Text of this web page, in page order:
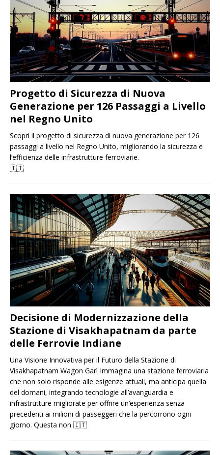
Progetto di Sicurezza di Nuova
Generazione per 126 Passaggi a Livello
nel Regno Unito
Scopri il progetto di sicurezza di nuova generazione per 126
passaggi a livello nel Regno Unito, migliorando la sicurezza e
l’efficienza delle infrastrutture ferroviarie.
🇮🇹
Decisione di Modernizzazione della
Stazione di Visakhapatnam da parte
delle Ferrovie Indiane
Una Visione Innovativa per il Futuro della Stazione di
Visakhapatnam Wagon Garì Immagina una stazione ferroviaria
che non solo risponde alle esigenze attuali, ma anticipa quella
del domani, integrando tecnologie all’avanguardia e
infrastrutture migliorate per offrire un’esperienza senza
precedenti ai milioni di passeggeri che la percorrono ogni
giorno. Questa non 🇮🇹